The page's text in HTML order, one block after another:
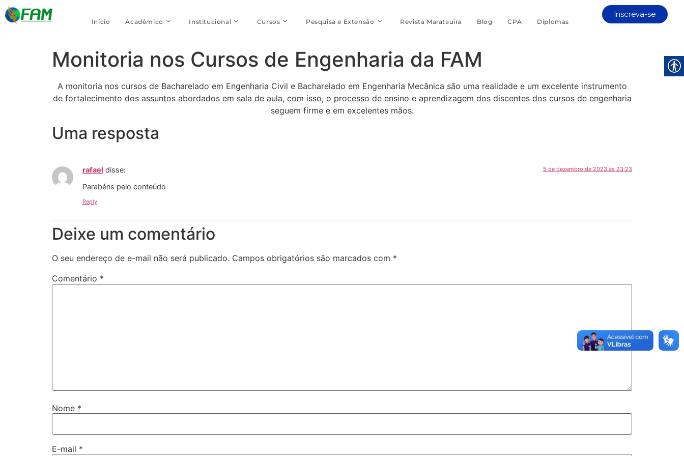
Início Acadêmico Institucional Cursos Pesquisa e Extensão Revista Maratauira Blog CPA Diplomas
Inscreva-se
Monitoria nos Cursos de Engenharia da FAM
A monitoria nos cursos de Bacharelado em Engenharia Civil e Bacharelado em Engenharia Mecânica são uma realidade e um excelente instrumento
de fortalecimento dos assuntos abordados em sala de aula, com isso, o processo de ensino e aprendizagem dos discentes dos cursos de engenharia
seguem firme e em excelentes mãos.
Uma resposta
rafael disse: 5 de dezembro de 2023 às 23:23
Parabéns pelo conteúdo
Reply
Deixe um comentário
O seu endereço de e-mail não será publicado. Campos obrigatórios são marcados com *
Comentário *
Nome *
E-mail *